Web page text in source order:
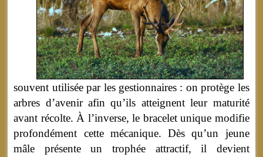
souvent utilisée par les gestionnaires : on protège les
arbres d’avenir afin qu’ils atteignent leur maturité
avant récolte. À l’inverse, le bracelet unique modifie
profondément cette mécanique. Dès qu’un jeune
mâle présente un trophée attractif, il devient